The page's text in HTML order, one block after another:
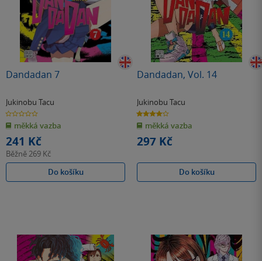
Dandadan 7
Jukinobu Tacu
0.0
z
5
hvězdiček
měkká vazba
241 Kč
Běžně269 Kč
Do košíku
Dandadan, Vol. 14
Jukinobu Tacu
4.0
z
5
hvězdiček
měkká vazba
297 Kč
Do košíku